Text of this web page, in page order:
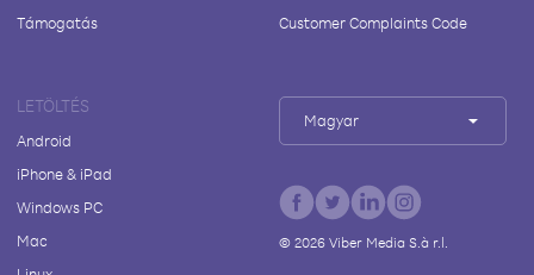
Támogatás
Customer Complaints Code
LETÖLTÉS
Android
iPhone & iPad
Windows PC
Mac
Magyar
© 2026Viber Media S.à r.l.